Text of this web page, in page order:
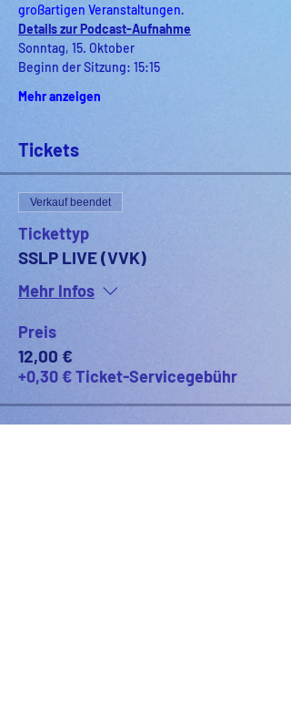
großartigen Veranstaltungen.
Details zur Podcast-Aufnahme
Sonntag, 15. Oktober
Beginn der Sitzung: 15:15
Mehr anzeigen
Tickets
Verkauf beendet
Tickettyp
SSLP LIVE (VVK)
Mehr Infos
Preis
12,00 €
+0,30 € Ticket-Servicegebühr